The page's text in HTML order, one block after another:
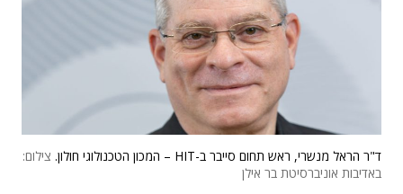
ד"ר הראל מנשרי, ראש תחום סייבר ב-HIT – המכון הטכנולוגי חולון.
צילום:
באדיבות אוניברסיטת בר אילן